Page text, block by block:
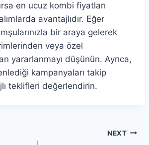
en ucuz kombi fiyatları
avantajlıdır. Eğer
bir araya gelerek
veya özel
yararlanmayı düşünün. Ayrıca,
kampanyaları takip
teklifleri değerlendirin.
NEXT